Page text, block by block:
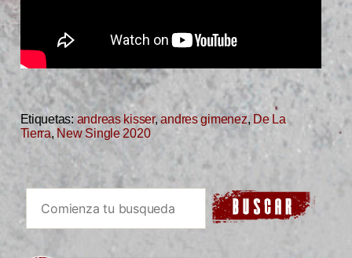
Etiquetas: andreas kisser,andres gimenez, De La
Tierra,New Single 2020